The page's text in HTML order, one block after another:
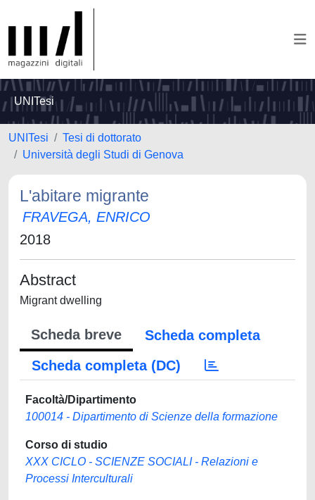
UNITesi
UNITesi
Tesi di dottorato
Università degli Studi di Genova
L'abitare migrante
FRAVEGA, ENRICO
2018
Abstract
Migrant dwelling
Scheda breve
Scheda completa
Scheda completa (DC)
Facoltà/Dipartimento
100014 - Dipartimento di Scienze della formazione
Corso di studio
XXX CICLO - SCIENZE SOCIALI - Relazioni e
Processi Interculturali